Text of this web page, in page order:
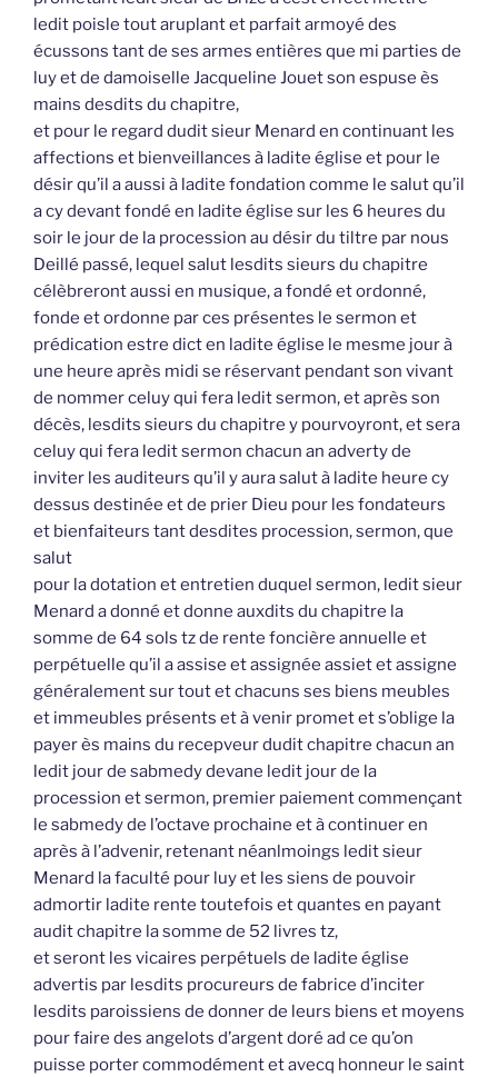
ledit poisle tout aruplant et parfait armoyé des
écussons tant de ses armes entières que mi parties de
luy et de damoiselle Jacqueline Jouet son espuse ès
mains desdits du chapitre,
et pour le regard dudit sieur Menard en continuant les
affections et bienveillances à ladite église et pour le
désir qu’il a aussi à ladite fondation comme le salut qu’il
a cy devant fondé en ladite église sur les 6 heures du
soir le jour de la procession au désir du tiltre par nous
Deillé passé, lequel salut lesdits sieurs du chapitre
célèbreront aussi en musique, a fondé et ordonné,
fonde et ordonne par ces présentes le sermon et
prédication estre dict en ladite église le mesme jour à
une heure après midi se réservant pendant son vivant
de nommer celuy qui fera ledit sermon, et après son
décès, lesdits sieurs du chapitre y pourvoyront, et sera
celuy qui fera ledit sermon chacun an adverty de
inviter les auditeurs qu’il y aura salut à ladite heure cy
dessus destinée et de prier Dieu pour les fondateurs
et bienfaiteurs tant desdites procession, sermon, que
salut
pour la dotation et entretien duquel sermon, ledit sieur
Menard a donné et donne auxdits du chapitre la
somme de 64 sols tz de rente foncière annuelle et
perpétuelle qu’il a assise et assignée assiet et assigne
généralement sur tout et chacuns ses biens meubles
et immeubles présents et à venir promet et s’oblige la
payer ès mains du recepveur dudit chapitre chacun an
ledit jour de sabmedy devane ledit jour de la
procession et sermon, premier paiement commençant
le sabmedy de l’octave prochaine et à continuer en
après à l’advenir, retenant néanlmoings ledit sieur
Menard la faculté pour luy et les siens de pouvoir
admortir ladite rente toutefois et quantes en payant
audit chapitre la somme de 52 livres tz,
et seront les vicaires perpétuels de ladite église
advertis par lesdits procureurs de fabrice d’inciter
lesdits paroissiens de donner de leurs biens et moyens
pour faire des angelots d’argent doré ad ce qu’on
puisse porter commodément et avecq honneur le saint